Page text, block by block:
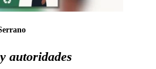
autoridades